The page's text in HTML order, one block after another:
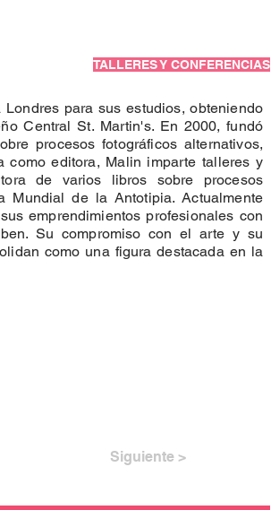
TALLERES Y CONFERENCIAS
para sus estudios, obteniendo
Central St. Martin's. En 2000, fundó
procesos fotográficos alternativos,
como editora, Malin imparte talleres y
de varios libros sobre procesos
Mundial de la Antotipia. Actualmente
emprendimientos profesionales con
Su compromiso con el arte y su
como una figura destacada en la
Siguiente >